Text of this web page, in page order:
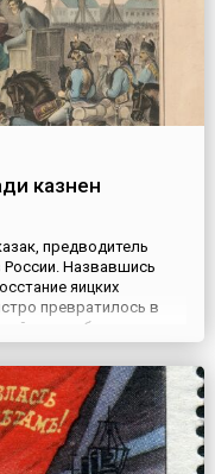
казнен
предводитель
России. Назвавшись
яицких
превратилось в
самое большое в
1774 года Пугачев
и с остатками войска